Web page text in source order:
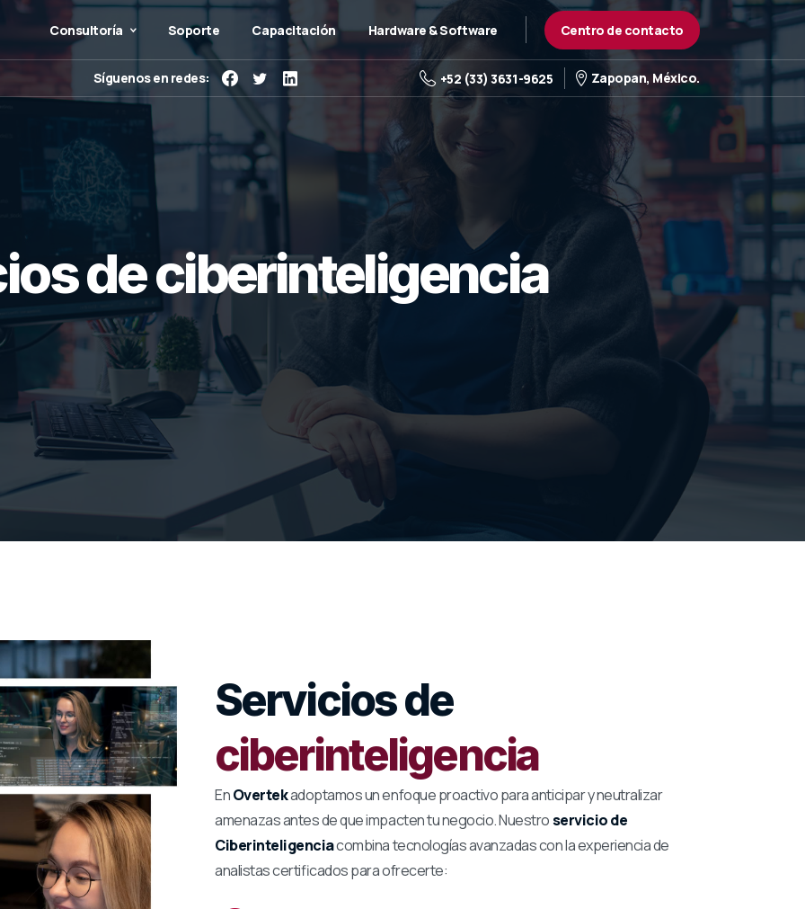
Consultoría Soporte Capacitación Hardware & Software Centro de contacto
Síguenos en redes: +52 (33) 3631-9625 Zapopan, México.
deciberinteligencia
Servicios de
ciberinteligencia
EnOvertekadoptamos un enfoque proactivo para anticipar y neutralizar
amenazas antes de que impacten tu negocio. Nuestroservicio de
Ciberinteligenciacombina tecnologías avanzadas con la experiencia de
analistas certificados para ofrecerte: